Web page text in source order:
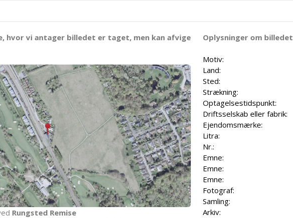
hvor vi antager billedet er taget, men kan afvige
Rungsted Remise
Oplysninger om billedet
Motiv:
Land:
Sted:
Strækning:
Optagelsestidspunkt:
Driftsselskab eller fabrik:
Ejendomsmærke:
Litra:
Nr.:
Emne:
Emne:
Emne:
Fotograf:
Samling:
Arkiv: